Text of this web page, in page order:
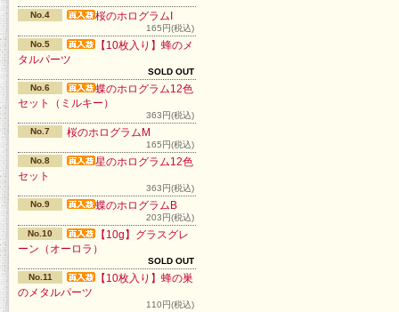
No.4 桜のホログラムI
165円(税込)
No.5
【10枚入り】蜂のメ
タルパーツ
SOLD OUT
No.6
蝶のホログラム12色
セット（ミルキー）
363円(税込)
No.7
桜のホログラムM
165円(税込)
No.8
星のホログラム12色
セット
363円(税込)
No.9
蝶のホログラムB
203円(税込)
No.10
【10g】グラスグレ
ーン（オーロラ）
SOLD OUT
No.11
【10枚入り】蜂の巣
のメタルパーツ
110円(税込)